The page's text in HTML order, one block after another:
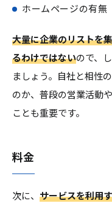
ホームページの有無
大量に企業のリストを
るわけではないので、
ましょう。自社と相性
のか、普段の営業活動
ことも重要です。
料金
次に、 サービスを利用